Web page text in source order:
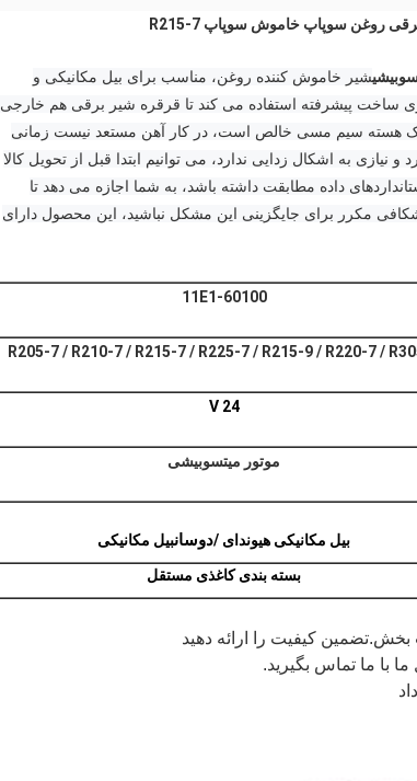
شیر خاموش کننده روغن، مناسب برای بیل مکانیکی و
ساخت پیشرفته استفاده می کند تا قرقره شیر برقی هم خارجی
هسته سیم مسی خالص است، در کار آهن مستعد نیست زمانی
به اشکال زدایی ندارد، می توانیم ابتدا قبل از تحویل کالا
داده مطابقت داشته باشد، به شما اجازه می دهد تا
مکرر برای جایگزینی این مشکل نباشید، این محصول دارای
11E1-60100
R205-7 / R210-7 / R215-7 / R225-7 / R215-9 / R220-7 /
24 V
موتور میتسوبیشی
بیل مکانیکی هیوندای /دوسانبیل مکانیکی
بسته بندی کاغذی مستقل
با ما تماس بگیرید.